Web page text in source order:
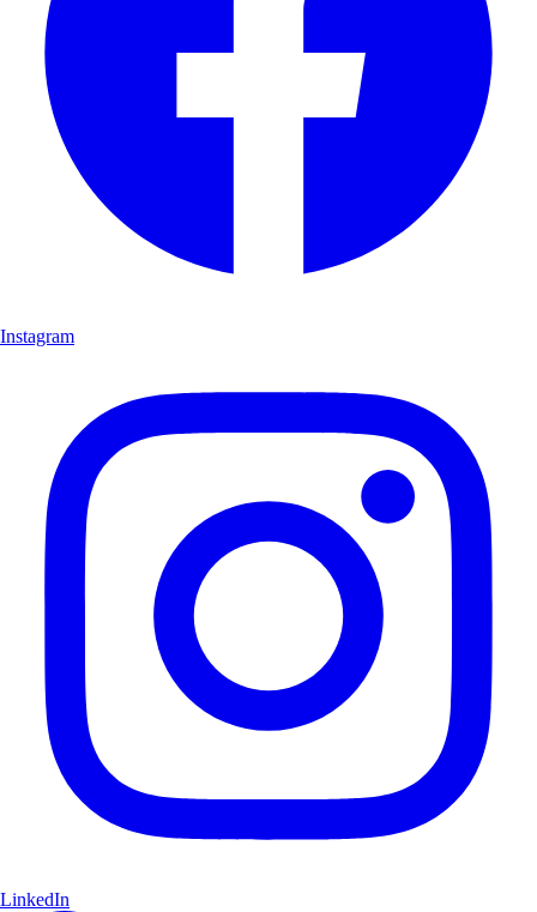
Instagram
LinkedIn